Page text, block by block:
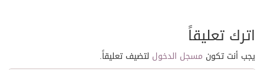
اترك تعليقاً
يجب أنت تكون مسجل الدخول لتضيف تعليقاً.